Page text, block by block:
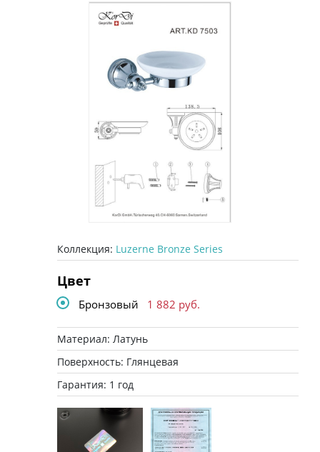
Коллекция: Luzerne Bronze Series
Цвет
Бронзовый 1 882 руб.
Материал: Латунь
Поверхность: Глянцевая
Гарантия: 1 год